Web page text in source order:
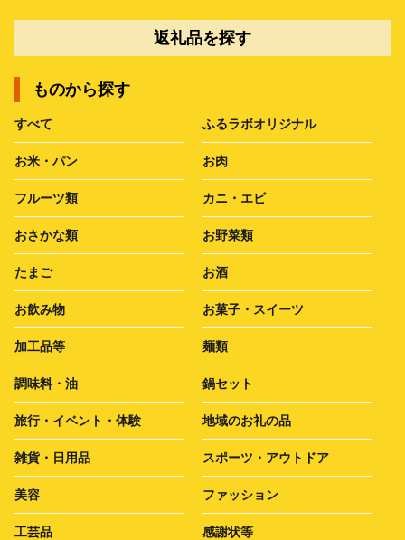
返礼品を探す
ものから探す
すべて ふるラボオリジナル
お米・パン お肉
フルーツ類 カニ・エビ
おさかな類 お野菜類
たまご お酒
お飲み物 お菓子・スイーツ
加工品等 麺類
調味料・油 鍋セット
旅行・イベント・体験 地域のお礼の品
雑貨・日用品 スポーツ・アウトドア
美容 ファッション
工芸品 感謝状等